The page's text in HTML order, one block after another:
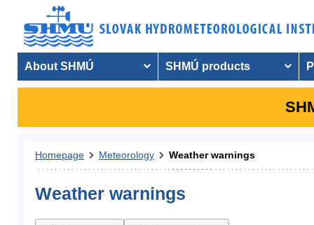
About SHMÚ SHMÚ products
Homepage Meteorology Weather warnings
Weather warnings